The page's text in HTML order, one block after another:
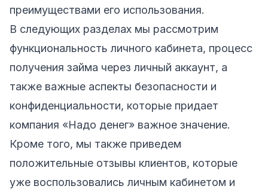
преимуществами его использования.
В следующих разделах мы рассмотрим
функциональность личного кабинета, процесс
получения займа через личный аккаунт, а
также важные аспекты безопасности и
конфиденциальности, которые придает
компания «Надо денег» важное значение.
Кроме того, мы также приведем
положительные отзывы клиентов, которые
уже воспользовались личным кабинетом и